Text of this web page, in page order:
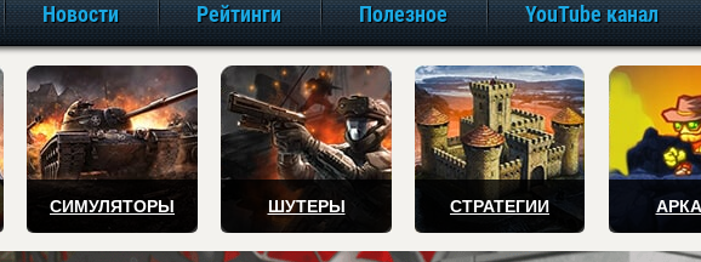
Новости Рейтинги Полезное YouTube канал
СИМУЛЯТОРЫ ШУТЕРЫ СТРАТЕГИИ